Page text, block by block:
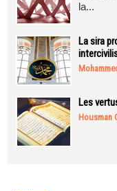
la...
La sira
Les
Housman